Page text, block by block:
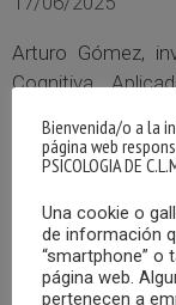
Arturo Gómez,
Cognitiva
centrado en la
adulta.
MÁS
Bienvenida/o a la
página web
PSICOLOGIA DE
Una cookie o
de información
“smartphone” o
página web.
pertenecen a